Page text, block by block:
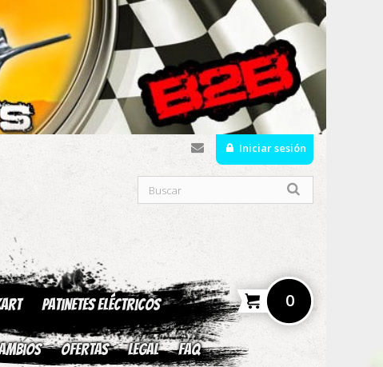
Iniciar sesión
0
Patinetes Eléctricos
OFERTAS Legal fAQ